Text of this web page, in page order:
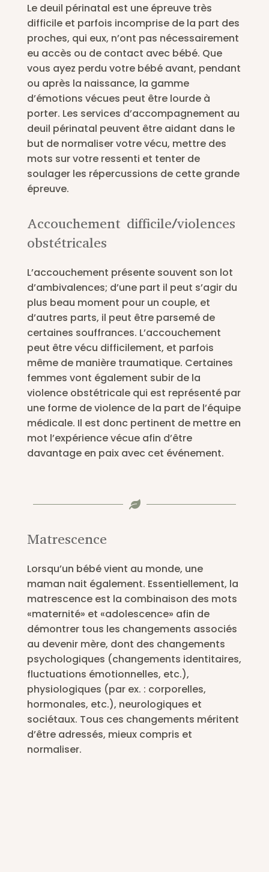
Le deuil périnatal est une épreuve très
difficile et parfois incomprise de la part des
proches, qui eux, n’ont pas nécessairement
eu accès ou de contact avec bébé. Que
vous ayez perdu votre bébé avant, pendant
ou après la naissance, la gamme
d’émotions vécues peut être lourde à
porter. Les services d’accompagnement au
deuil périnatal peuvent être aidant dans le
but de normaliser votre vécu, mettre des
mots sur votre ressenti et tenter de
soulager les répercussions de cette grande
épreuve.
Accouchement difficile/violences
obstétricales
L’accouchement présente souvent son lot
d’ambivalences; d’une part il peut s’agir du
plus beau moment pour un couple, et
d’autres parts, il peut être parsemé de
certaines souffrances. L’accouchement
peut être vécu difficilement, et parfois
même de manière traumatique. Certaines
femmes vont également subir de la
violence obstétricale qui est représenté par
une forme de violence de la part de l’équipe
médicale. Il est donc pertinent de mettre en
mot l’expérience vécue afin d’être
davantage en paix avec cet événement.

Matrescence
Lorsqu’un bébé vient au monde, une
maman nait également. Essentiellement, la
matrescence est la combinaison des mots
«maternité» et «adolescence» afin de
démontrer tous les changements associés
au devenir mère, dont des changements
psychologiques (changements identitaires,
fluctuations émotionnelles, etc.),
physiologiques (par ex. : corporelles,
hormonales, etc.), neurologiques et
sociétaux. Tous ces changements méritent
d’être adressés, mieux compris et
normaliser.